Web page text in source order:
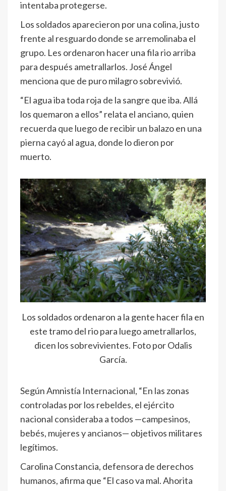
intentaba protegerse.
Los soldados aparecieron por una colina, justo
frente al resguardo donde se arremolinaba el
grupo. Les ordenaron hacer una fila rio arriba
para después ametrallarlos. José Ángel
menciona que de puro milagro sobrevivió.
“El agua iba toda roja de la sangre que iba. Allá
los quemaron a ellos” relata el anciano, quien
recuerda que luego de recibir un balazo en una
pierna cayó al agua, donde lo dieron por
muerto.
Los soldados ordenaron a la gente hacer fila en
este tramo del rio para luego ametrallarlos,
dicen los sobrevivientes. Foto por Odalis
García.
Según Amnistía Internacional, “En las zonas
controladas por los rebeldes, el ejército
nacional consideraba a todos —campesinos,
bebés, mujeres y ancianos— objetivos militares
legítimos.
Carolina Constancia, defensora de derechos
humanos, afirma que “El caso va mal. Ahorita